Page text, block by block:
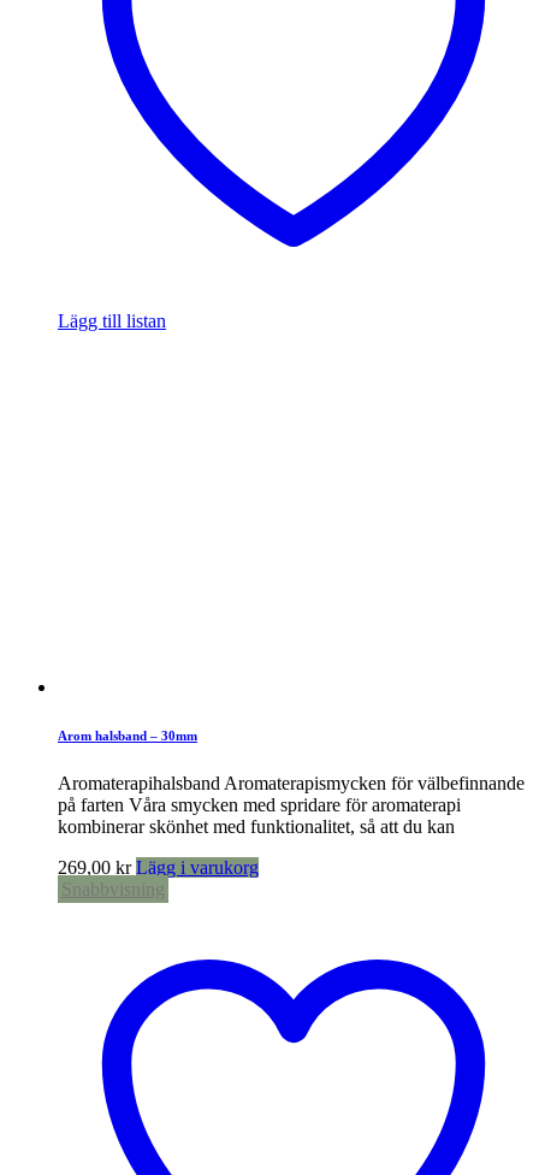
Lägg till listan
Arom halsband – 30mm
Aromaterapihalsband Aromaterapismycken för välbefinnande
på farten Våra smycken med spridare för aromaterapi
kombinerar skönhet med funktionalitet, så att du kan
269,00 kr Lägg i varukorg
Snabbvisning